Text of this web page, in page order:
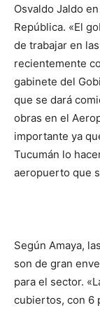
Osvaldo Jaldo
República. «El
de trabajar en
recientemente
gabinete del
que se dará
obras en el
importante ya
Tucumán lo
aeropuerto que
Según Amaya,
son de gran
para el sector.
cubiertos, con 6